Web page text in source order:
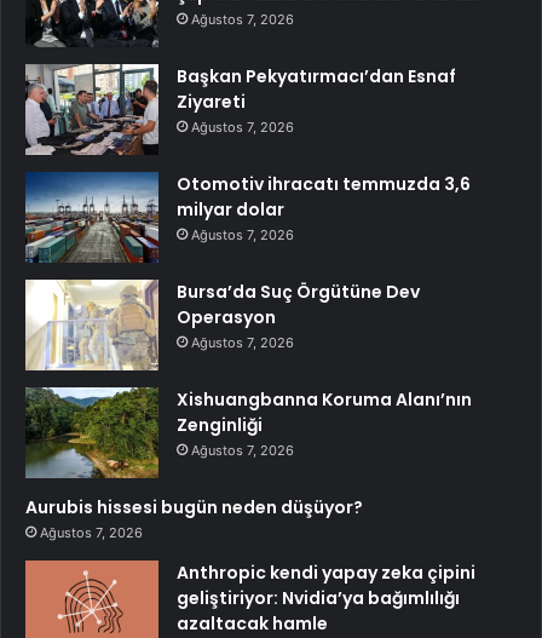
Ağustos 7, 2026
Başkan Pekyatırmacı’dan Esnaf
Ziyareti
Ağustos 7, 2026
Otomotiv ihracatı temmuzda 3,6
milyar dolar
Ağustos 7, 2026
Bursa’da Suç Örgütüne Dev
Operasyon
Ağustos 7, 2026
Xishuangbanna Koruma Alanı’nın
Zenginliği
Ağustos 7, 2026
Aurubis hissesi bugün neden düşüyor?
Ağustos 7, 2026
Anthropic kendi yapay zeka çipini
geliştiriyor: Nvidia’ya bağımlılığı
azaltacak hamle